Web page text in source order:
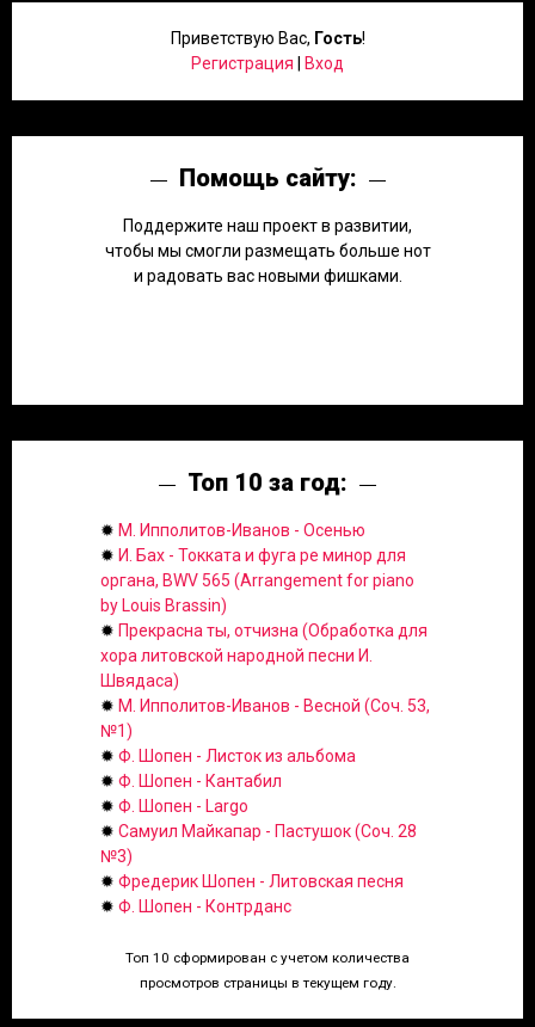
Приветствую Вас, Гость!
Регистрация
Вход
Помощь сайту:
Поддержите наш проект в развитии,
чтобы мы смогли размещать больше нот
и радовать вас новыми фишками.
Топ 10 за год:
✹ М. Ипполитов-Иванов - Осенью
✹ И. Бах - Токката и фуга ре минор для
органа, BWV 565 (Arrangement for piano
by Louis Brassin)
✹ Прекрасна ты, отчизна (Обработка для
хора литовской народной песни И.
Швядаса)
✹ М. Ипполитов-Иванов - Весной (Соч. 53,
№1)
✹ Ф. Шопен - Листок из альбома
✹ Ф. Шопен - Кантабил
✹ Ф. Шопен - Largo
✹ Самуил Майкапар - Пастушок (Соч. 28
№3)
✹ Фредерик Шопен - Литовская песня
✹ Ф. Шопен - Контрданс
Топ 10 сформирован с учетом количества
просмотров страницы в текущем году.